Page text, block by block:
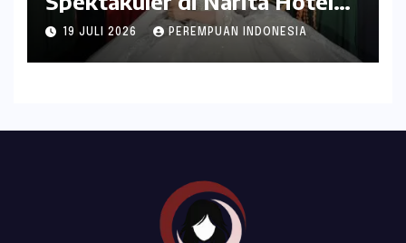
Surabaya
19 JULI 2026 PEREMPUAN INDONESIA